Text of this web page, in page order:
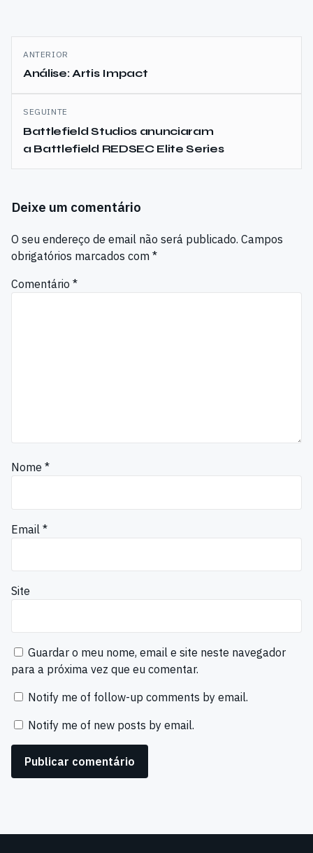
Navegação
de
artigos
ANTERIOR
Análise: Artis Impact
SEGUINTE
Battlefield Studios anunciaram
a Battlefield REDSEC Elite Series
Deixe um comentário
O seu endereço de email não será publicado. Campos
obrigatórios marcados com *
Comentário *
Nome *
Email *
Site
Guardar o meu nome, email e site neste navegador
para a próxima vez que eu comentar.
Notify me of follow-up comments by email.
Notify me of new posts by email.